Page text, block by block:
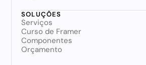
SOLUÇÕES
Serviços
Curso de Framer
Componentes
Orçamento